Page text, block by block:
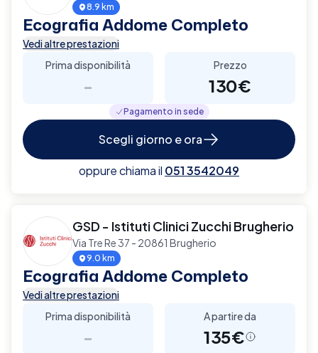
8.9 km
Ecografia Addome Completo
Vedi altre prestazioni
Prima disponibilità
-
Prezzo
130€
Pagamento in sede
Scegli giorno e ora
oppure chiama il 051 3542049
GSD - Istituti Clinici Zucchi Brugherio
Via Tre Re 37 - 20861 Brugherio
9.0 km
Ecografia Addome Completo
Vedi altre prestazioni
Prima disponibilità
-
A partire da
135€